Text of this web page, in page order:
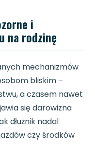
i
na rodzinę
mechanizmów
bliskim –
a czasem nawet
się darowizna
dłużnik nadal
czy środków